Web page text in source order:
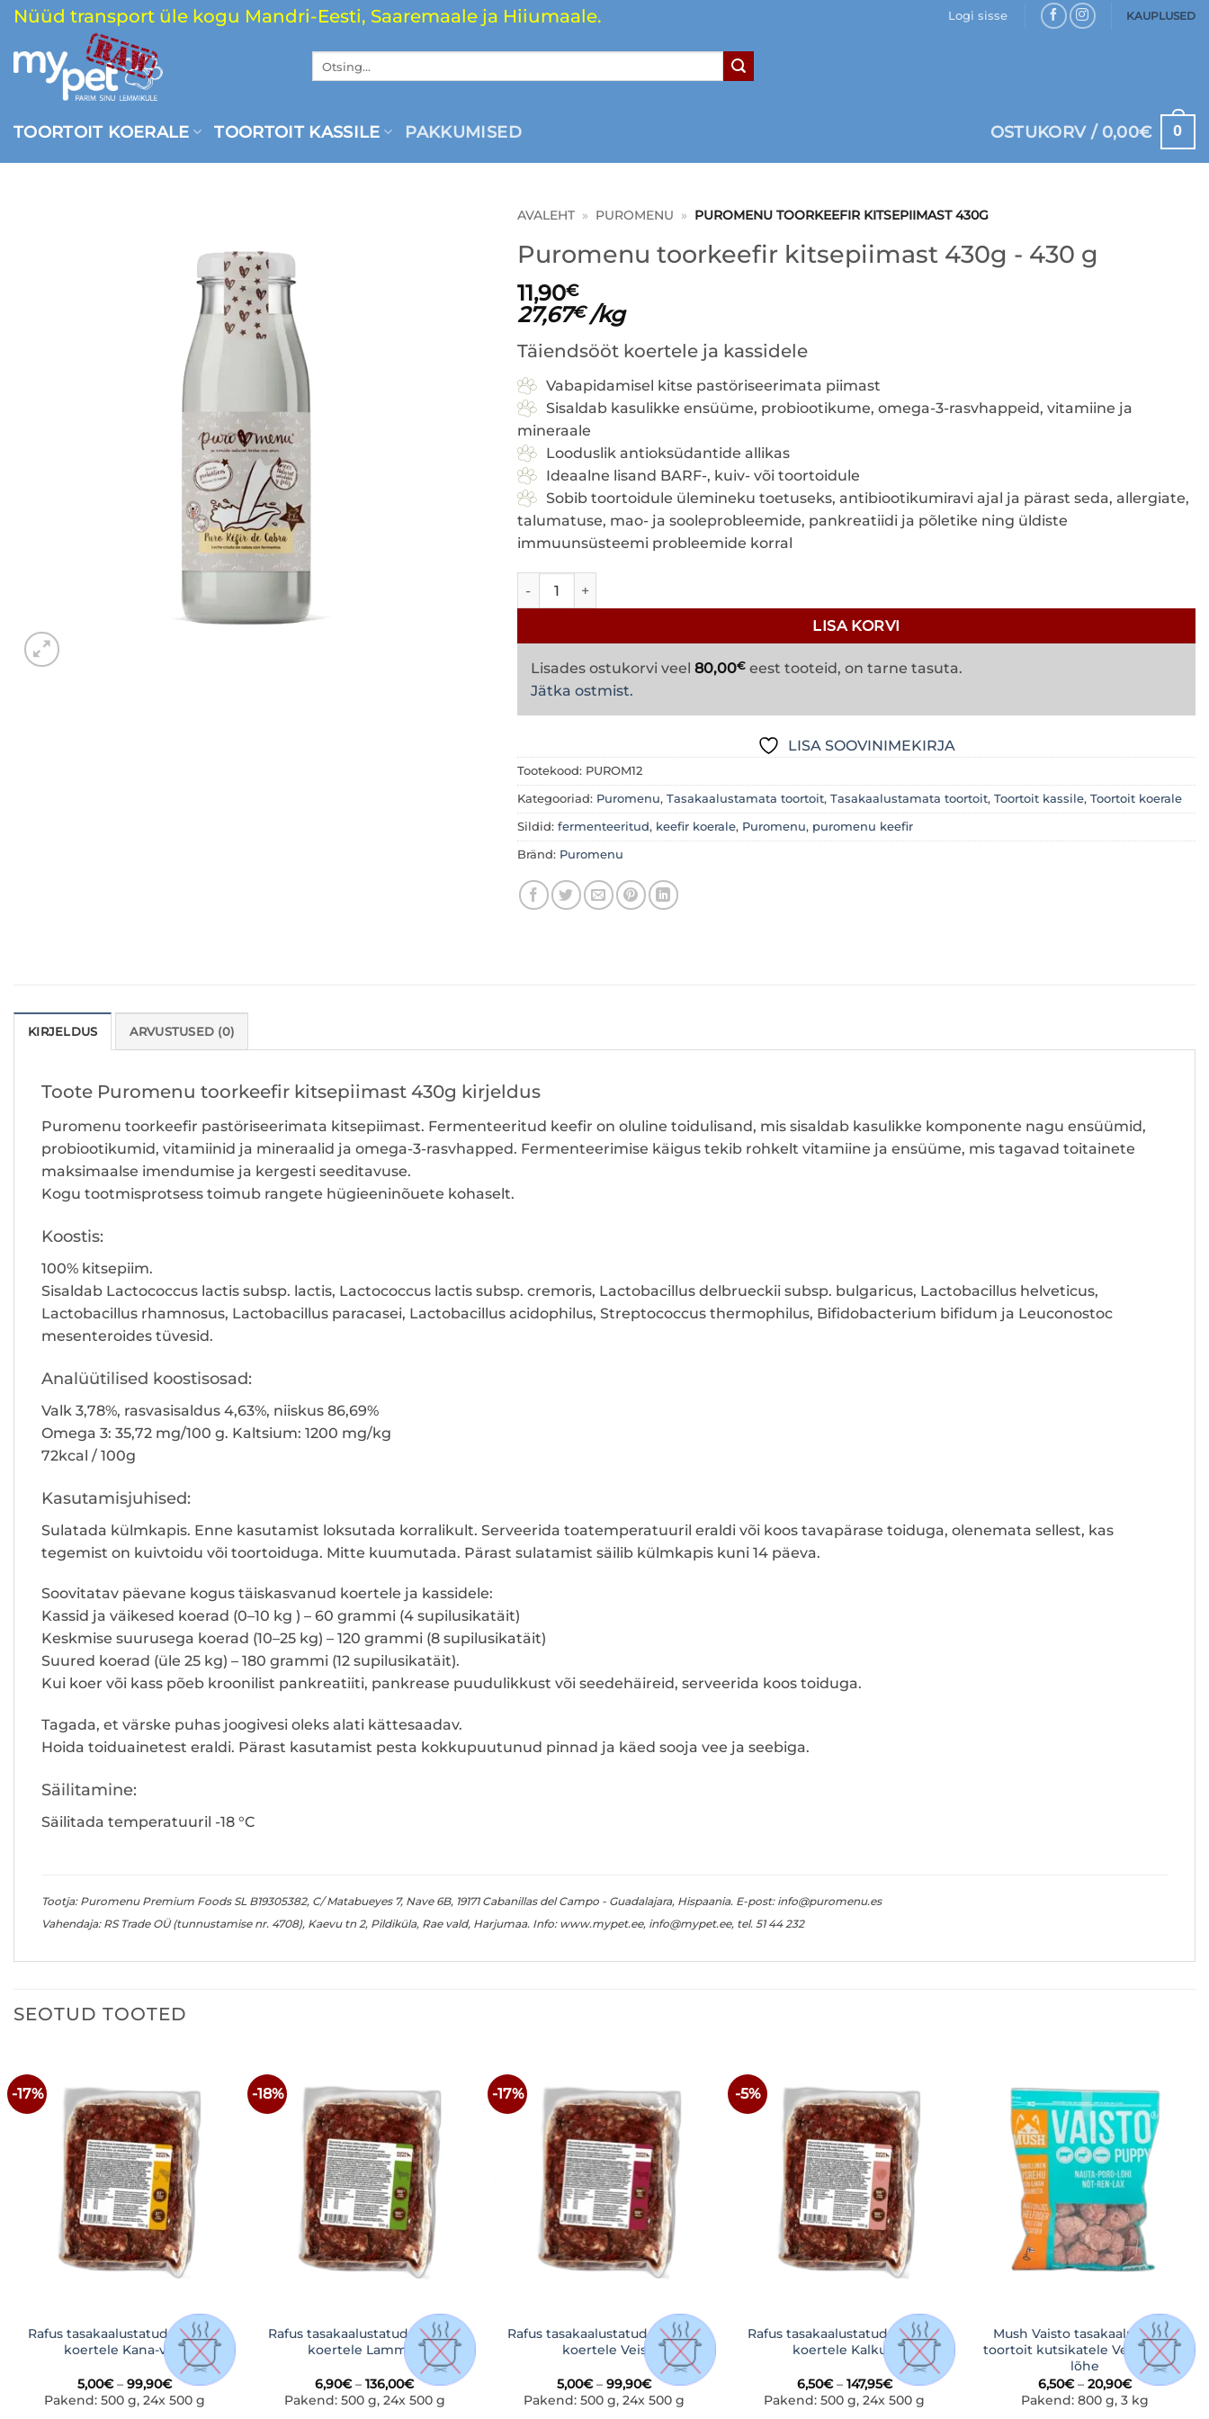
Skip
content
Nüüd transport üle kogu Mandri-Eesti, Saaremaale ja Hiiumaale. Logi sisse KAUPLUSED
TOORTOIT KOERALE TOORTOIT KASSILE PAKKUMISED OSTUKORV / 0,00€ 0
AVALEHT » PUROMENU » PUROMENU TOORKEEFIR KITSEPIIMAST 430G
Puromenu toorkeefir kitsepiimast 430g - 430 g
11,90€
27,67€ /kg
Täiendsööt koertele ja kassidele
Vabapidamisel kitse pastöriseerimata piimast
Sisaldab kasulikke ensüüme, probiootikume, omega-3-rasvhappeid, vitamiine ja
mineraale
Looduslik antioksüdantide allikas
Ideaalne lisand BARF-, kuiv- või toortoidule
Sobib toortoidule ülemineku toetuseks, antibiootikumiravi ajal ja pärast seda, allergiate,
talumatuse, mao- ja sooleprobleemide, pankreatiidi ja põletike ning üldiste
immuunsüsteemi probleemide korral
Puromenu toorkeefir kitsepiimast 430g kogus
LISA KORVI
Lisades ostukorvi veel 80,00€ eest tooteid, on tarne tasuta.
Jätka ostmist.
LISA SOOVINIMEKIRJA
Tootekood: PUROM12
Kategooriad: Puromenu, Tasakaalustamata toortoit, Tasakaalustamata toortoit, Toortoit kassile, Toortoit koerale
Sildid: fermenteeritud, keefir koerale, Puromenu, puromenu keefir
Bränd: Puromenu
KIRJELDUS ARVUSTUSED (0)
Toote Puromenu toorkeefir kitsepiimast 430g kirjeldus
Puromenu toorkeefir pastöriseerimata kitsepiimast. Fermenteeritud keefir on oluline toidulisand, mis sisaldab kasulikke komponente nagu ensüümid,
probiootikumid, vitamiinid ja mineraalid ja omega-3-rasvhapped. Fermenteerimise käigus tekib rohkelt vitamiine ja ensüüme, mis tagavad toitainete
maksimaalse imendumise ja kergesti seeditavuse.
Kogu tootmisprotsess toimub rangete hügieeninõuete kohaselt.
Koostis:
100% kitsepiim.
Sisaldab Lactococcus lactis subsp. lactis, Lactococcus lactis subsp. cremoris, Lactobacillus delbrueckii subsp. bulgaricus, Lactobacillus helveticus,
Lactobacillus rhamnosus, Lactobacillus paracasei, Lactobacillus acidophilus, Streptococcus thermophilus, Bifidobacterium bifidum ja Leuconostoc
mesenteroides tüvesid.
Analüütilised koostisosad:
Valk 3,78%, rasvasisaldus 4,63%, niiskus 86,69%
Omega 3: 35,72 mg/100 g. Kaltsium: 1200 mg/kg
72kcal / 100g
Kasutamisjuhised:
Sulatada külmkapis. Enne kasutamist loksutada korralikult. Serveerida toatemperatuuril eraldi või koos tavapärase toiduga, olenemata sellest, kas
tegemist on kuivtoidu või toortoiduga. Mitte kuumutada. Pärast sulatamist säilib külmkapis kuni 14 päeva.
Soovitatav päevane kogus täiskasvanud koertele ja kassidele:
Kassid ja väikesed koerad (0–10 kg ) – 60 grammi (4 supilusikatäit)
Keskmise suurusega koerad (10–25 kg) – 120 grammi (8 supilusikatäit)
Suured koerad (üle 25 kg) – 180 grammi (12 supilusikatäit).
Kui koer või kass põeb kroonilist pankreatiiti, pankrease puudulikkust või seedehäireid, serveerida koos toiduga.
Tagada, et värske puhas joogivesi oleks alati kättesaadav.
Hoida toiduainetest eraldi. Pärast kasutamist pesta kokkupuutunud pinnad ja käed sooja vee ja seebiga.
Säilitamine:
Säilitada temperatuuril -18 °C
Tootja: Puromenu Premium Foods SL B19305382, C/ Matabueyes 7, Nave 6B, 19171 Cabanillas del Campo - Guadalajara, Hispaania. E-post: info@puromenu.es
Vahendaja: RS Trade OÜ (tunnustamise nr. 4708), Kaevu tn 2, Pildiküla, Rae vald, Harjumaa. Info: www.mypet.ee, info@mypet.ee, tel. 51 44 232
SEOTUD TOOTED
-17%
LISA
SOOVINIMEKIRJA
Rafus tasakaalustatud toortoit
koertele Kana-veis
5,00€ – 99,90€Hinnavahemik:
5,00€
kuni
Pakend: 500 g, 24x 500 g
-18%
LISA
SOOVINIMEKIRJA
Rafus tasakaalustatud toortoit
koertele Lammas
6,90€ – 136,00€Hinnavahemik:
6,90€
kuni
Pakend: 500 g, 24x 500 g
-17%
LISA
SOOVINIMEKIRJA
Rafus tasakaalustatud toortoit
koertele Veis
5,00€ – 99,90€Hinnavahemik:
5,00€
kuni
Pakend: 500 g, 24x 500 g
-5%
LISA
SOOVINIMEKIRJA
Rafus tasakaalustatud toortoit
koertele Kalkun
6,50€ – 147,95€Hinnavahemik:
6,50€
kuni
Pakend: 500 g, 24x 500 g
LISA
SOOVINIMEKIRJA
Mush Vaisto tasakaalustatud
toortoit kutsikatele Veis-põder-
lõhe
6,50€ – 20,90€
6,50€
kuni
Pakend: 800 g, 3 kg